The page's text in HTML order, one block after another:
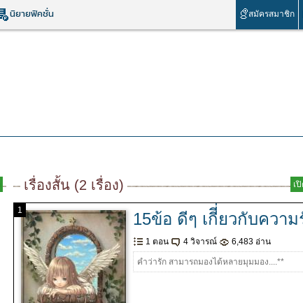
นิยายฟิคชั่น สมัครสมาชิก
เรื่องสั้น (2 เรื่อง) เ
1 15ข้อ ดีๆ เกีี่ยวกับความ
1 ตอน 4 วิจารณ์ 6,483 อ่าน
คำว่ารัก สามารถมองได้หลายมุมมอง....**